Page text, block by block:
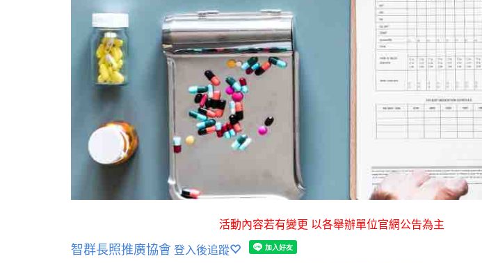
活動內容若有變更 以各舉辦單位官網公告為主
智群長照推廣協會 登入後追蹤